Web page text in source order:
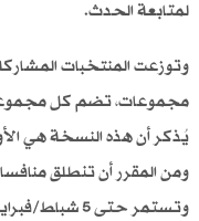
لمتابعة الحدث.
مجموعات، تضم كل مجموعة 4
يُذكر أن هذه النسخة هي
وتستمر حتى 5 شباط/فبراير 2028.